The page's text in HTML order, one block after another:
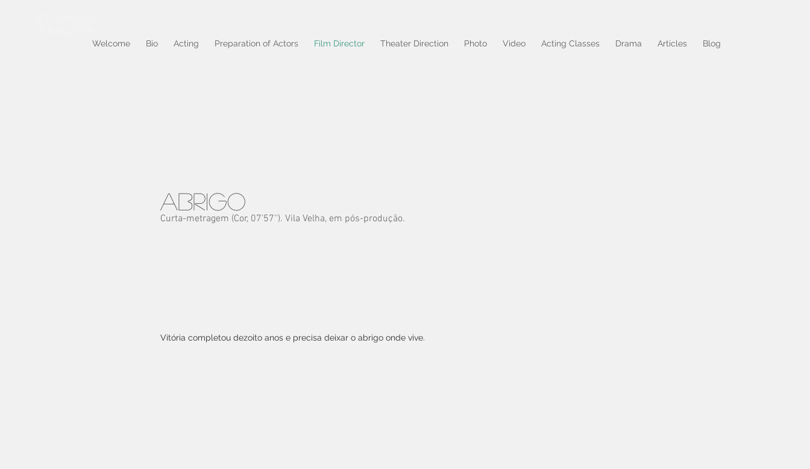
Welcome Bio Acting Preparation of Actors Film Director Theater Direction Photo Video Acting Classes Drama Articles Blog
ABRIGO
Curta-metragem (Cor, 07'57''). Vila Velha, em pós-produção.
Vitória completou dezoito anos e precisa deixar o abrigo onde vive.